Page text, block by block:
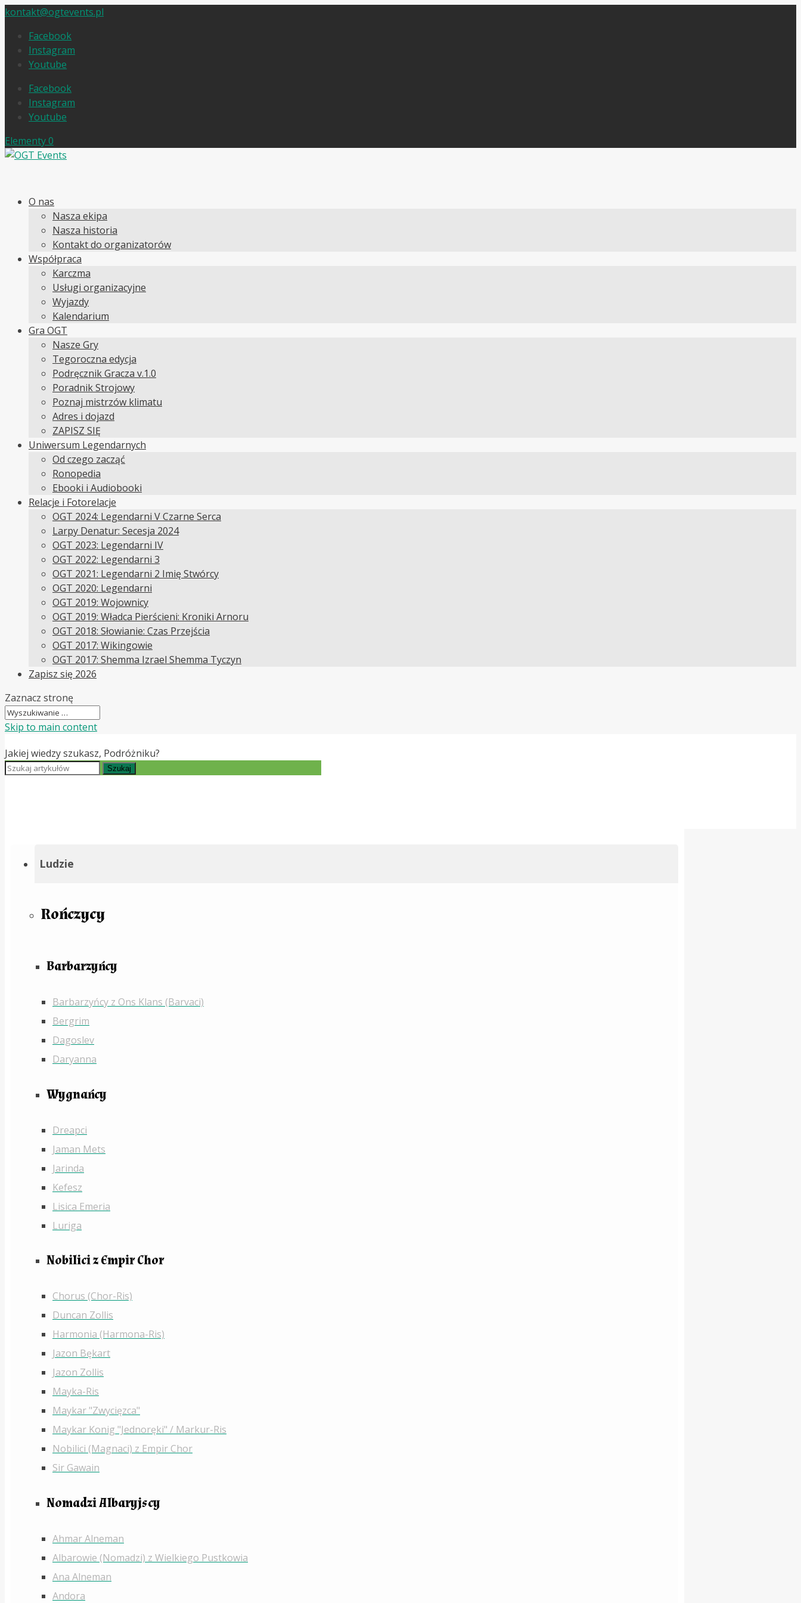
kontakt@ogtevents.pl
Facebook
Instagram
Youtube
Facebook
Instagram
Youtube
Elementy 0
O nas
Nasza ekipa
Nasza historia
Kontakt do organizatorów
Współpraca
Karczma
Usługi organizacyjne
Wyjazdy
Kalendarium
Gra OGT
Nasze Gry
Tegoroczna edycja
Podręcznik Gracza v.1.0
Poradnik Strojowy
Poznaj mistrzów klimatu
Adres i dojazd
ZAPISZ SIĘ
Uniwersum Legendarnych
Od czego zacząć
Ronopedia
Ebooki i Audiobooki
Relacje i Fotorelacje
OGT 2024: Legendarni V Czarne Serca
Larpy Denatur: Secesja 2024
OGT 2023: Legendarni IV
OGT 2022: Legendarni 3
OGT 2021: Legendarni 2 Imię Stwórcy
OGT 2020: Legendarni
OGT 2019: Wojownicy
OGT 2019: Władca Pierścieni: Kroniki Arnoru
OGT 2018: Słowianie: Czas Przejścia
OGT 2017: Wikingowie
OGT 2017: Shemma Izrael Shemma Tyczyn
Zapisz się 2026
Zaznacz stronę
Skip to main content
Jakiej wiedzy szukasz, Podróżniku?
Szukaj
Ludzie
Rończycy
Barbarzyńcy
Barbarzyńcy z Ons Klans (Barvaci)
Bergrim
Dagoslev
Daryanna
Wygnańcy
Dreapci
Jaman Mets
Jarinda
Kefesz
Lisica Emeria
Luriga
Nobilici z Empir Chor
Chorus (Chor-Ris)
Duncan Zollis
Harmonia (Harmona-Ris)
Jazon Bękart
Jazon Zollis
Mayka-Ris
Maykar "Zwycięzca"
Maykar Konig "Jednoręki" / Markur-Ris
Nobilici (Magnaci) z Empir Chor
Sir Gawain
Nomadzi Albaryjscy
Ahmar Alneman
Albarowie (Nomadzi) z Wielkiego Pustkowia
Ana Alneman
Andora